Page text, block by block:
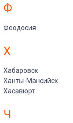
Ф
Феодосия
Х
Хабаровск
Ханты-Мансийск
Хасавюрт
Ч